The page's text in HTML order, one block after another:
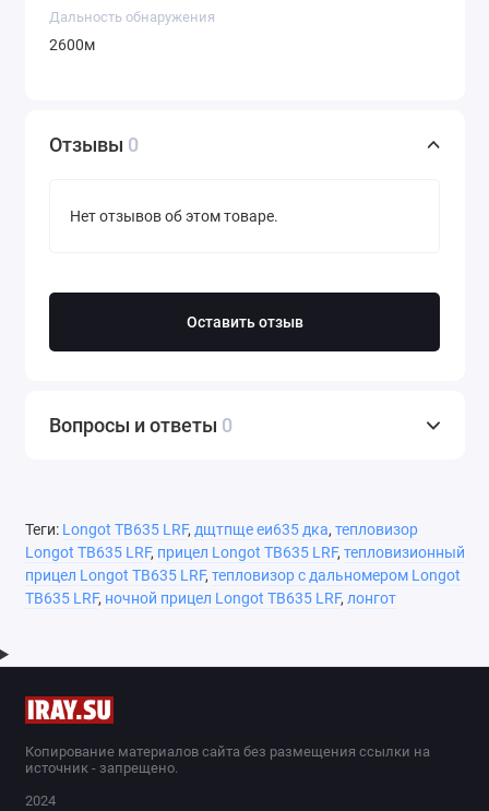
Дальность обнаружения
2600м
Отзывы 0
Нет отзывов об этом товаре.
Оставить отзыв
Вопросы и ответы 0
Теги: Longot TB635 LRF, дщтпще еи635 дка, тепловизор
Longot TB635 LRF, прицел Longot TB635 LRF, тепловизионный
прицел Longot TB635 LRF, тепловизор с дальномером Longot
TB635 LRF, ночной прицел Longot TB635 LRF, лонгот
Копирование материалов сайта без размещения ссылки на
источник - запрещено.
2024